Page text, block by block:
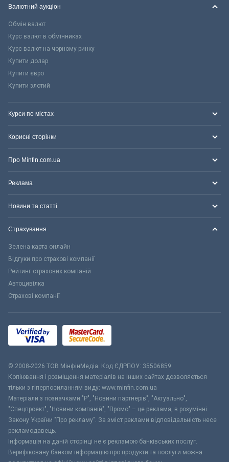
Валютний аукціон
Обмін валют
Курс валют в обмінниках
Курс валют на чорному ринку
Купити долар
Купити євро
Купити злотий
Курси по містах
Корисні сторінки
Про Minfin.com.ua
Реклама
Новини та статті
Страхування
Зелена карта онлайн
Відгуки про страхові компанії
Рейтинг страхових компаній
Автоцивілка
Страхові компанії
© 2008-2026 ТОВ МiнфiнМедiа. Код ЄДРПОУ: 35506859
Копіювання і розміщення матеріалів на інших сайтах дозволяється
тільки з гіперпосиланням виду: www.minfin.com.ua
Матеріали з позначками "Р", "Новини партнерів", "Актуально",
"Спецпроект", "Новини компаній", "Промо" – це реклама, в розумінні
Закону України "Про рекламу". За зміст реклами відповідальність несе
рекламодавець.
Інформація на даній сторінці не є рекламою банківських послуг.
Верифіковану банком інформацію про продукти та послуги можна